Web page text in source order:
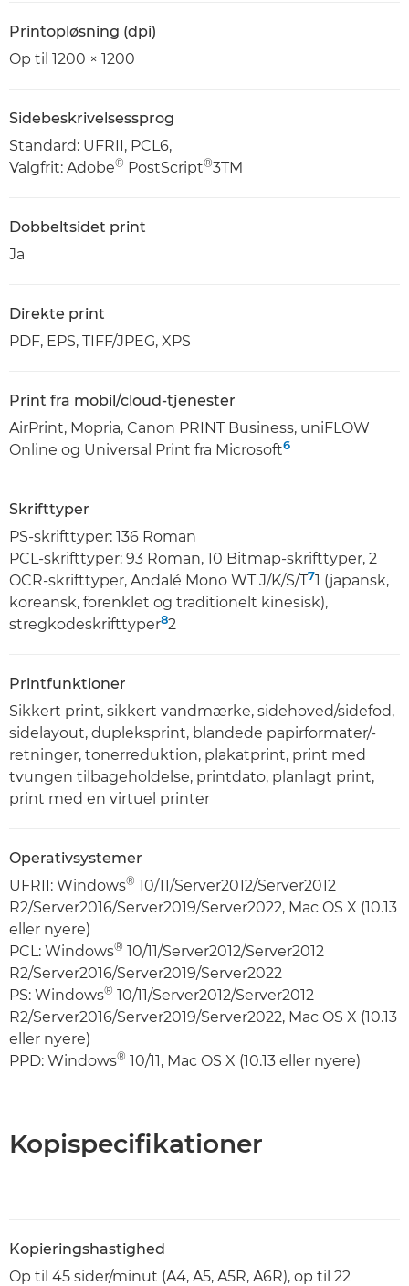
Printopløsning (dpi)
Op til 1200 × 1200
Sidebeskrivelsessprog
Standard: UFRII, PCL6,
Valgfrit: Adobe® PostScript®3TM
Dobbeltsidet print
Ja
Direkte print
PDF, EPS, TIFF/JPEG, XPS
Print fra mobil/cloud-tjenester
AirPrint, Mopria, Canon PRINT Business, uniFLOW
Online og Universal Print fra Microsoft6
Skrifttyper
PS-skrifttyper: 136 Roman
PCL-skrifttyper: 93 Roman, 10 Bitmap-skrifttyper, 2
OCR-skrifttyper, Andalé Mono WT J/K/S/T71 (japansk,
koreansk, forenklet og traditionelt kinesisk),
stregkodeskrifttyper82
Printfunktioner
Sikkert print, sikkert vandmærke, sidehoved/sidefod,
sidelayout, dupleksprint, blandede papirformater/-
retninger, tonerreduktion, plakatprint, print med
tvungen tilbageholdelse, printdato, planlagt print,
print med en virtuel printer
Operativsystemer
UFRII: Windows® 10/11/Server2012/Server2012
R2/Server2016/Server2019/Server2022, Mac OS X (10.13
eller nyere)
PCL: Windows® 10/11/Server2012/Server2012
R2/Server2016/Server2019/Server2022
PS: Windows® 10/11/Server2012/Server2012
R2/Server2016/Server2019/Server2022, Mac OS X (10.13
eller nyere)
PPD: Windows® 10/11, Mac OS X (10.13 eller nyere)
Kopispecifikationer
Kopieringshastighed
Op til 45 sider/minut (A4, A5, A5R, A6R), op til 22